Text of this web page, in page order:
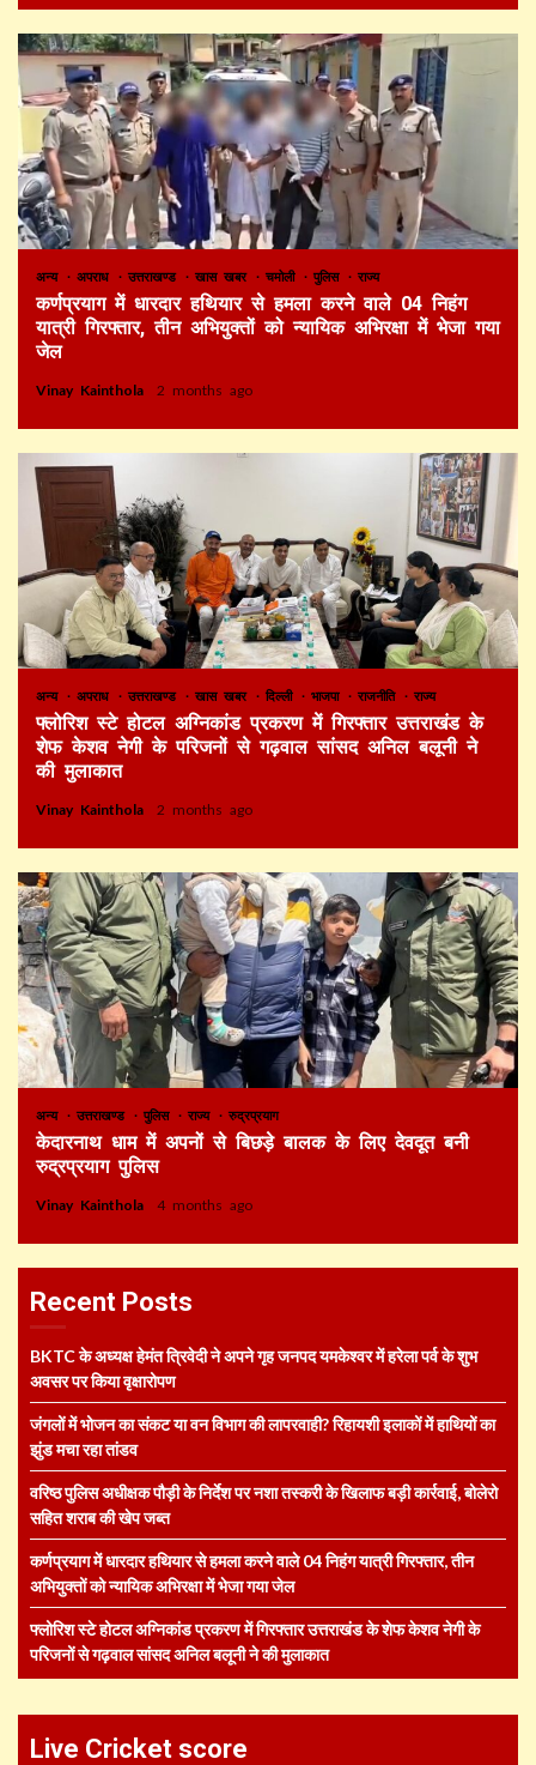
अन्य अपराध उत्तराखण्ड खास खबर चमोली पुलिस राज्य
कर्णप्रयाग में धारदार हथियार से हमला करने वाले 04 निहंग
यात्री गिरफ्तार, तीन अभियुक्तों को न्यायिक अभिरक्षा में भेजा गया
जेल
Vinay Kainthola 2 months ago
अन्य अपराध उत्तराखण्ड खास खबर दिल्ली भाजपा राजनीति राज्य
फ्लोरिश स्टे होटल अग्निकांड प्रकरण में गिरफ्तार उत्तराखंड के
शेफ केशव नेगी के परिजनों से गढ़वाल सांसद अनिल बलूनी ने
की मुलाकात
Vinay Kainthola 2 months ago
अन्य उत्तराखण्ड पुलिस राज्य रुद्रप्रयाग
केदारनाथ धाम में अपनों से बिछड़े बालक के लिए देवदूत बनी
रुद्रप्रयाग पुलिस
Vinay Kainthola 4 months ago
Recent Posts
BKTC के अध्यक्ष हेमंत त्रिवेदी ने अपने गृह जनपद यमकेश्वर में हरेला पर्व के शुभ
अवसर पर किया वृक्षारोपण
जंगलों में भोजन का संकट या वन विभाग की लापरवाही? रिहायशी इलाकों में हाथियों का
झुंड मचा रहा तांडव
वरिष्ठ पुलिस अधीक्षक पौड़ी के निर्देश पर नशा तस्करी के खिलाफ बड़ी कार्रवाई, बोलेरो
सहित शराब की खेप जब्त
कर्णप्रयाग में धारदार हथियार से हमला करने वाले 04 निहंग यात्री गिरफ्तार, तीन
अभियुक्तों को न्यायिक अभिरक्षा में भेजा गया जेल
फ्लोरिश स्टे होटल अग्निकांड प्रकरण में गिरफ्तार उत्तराखंड के शेफ केशव नेगी के
परिजनों से गढ़वाल सांसद अनिल बलूनी ने की मुलाकात
Live Cricket score